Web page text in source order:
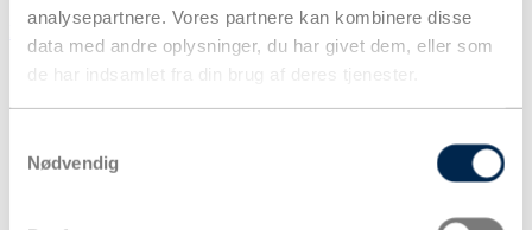
analysepartnere. Vores partnere kan kombinere disse
data med andre oplysninger, du har givet dem, eller som
de har indsamlet fra din brug af deres tjenester.
Nødvendig
Produkter